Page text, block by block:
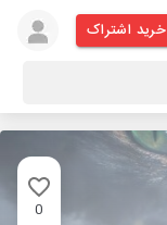
خرید اشتراک
0